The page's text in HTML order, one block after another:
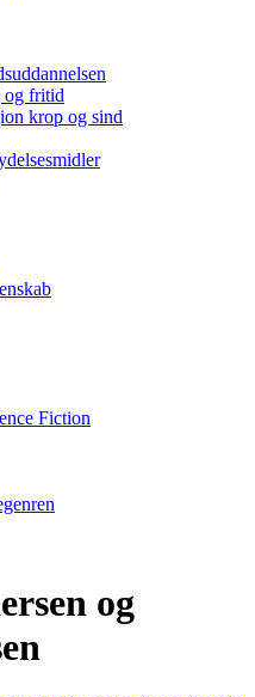
fritid
krop og sind
Fiction
og